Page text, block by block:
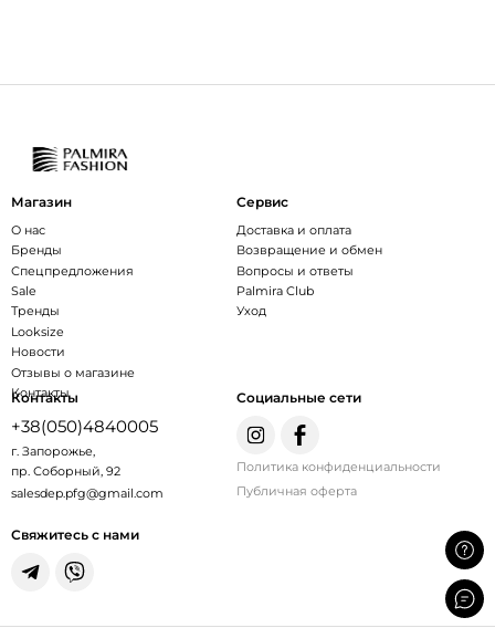
Магазин
О нас
Бренды
Спецпредложения
Sale
Тренды
Looksize
Новости
Отзывы о магазине
Контакты
Сервис
Доставка и оплата
Возвращение и обмен
Вопросы и ответы
Palmira Club
Уход
Контакты
+38(050)4840005
г. Запорожье,
пр. Соборный, 92
salesdep.pfg@gmail.com
Свяжитесь с нами
Социальные сети
Политика конфиденциальности
Публичная оферта